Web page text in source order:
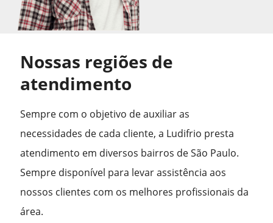
Nossas regiões de
atendimento
Sempre com o objetivo de auxiliar as
necessidades de cada cliente, a Ludifrio presta
atendimento em diversos bairros de São Paulo.
Sempre disponível para levar assistência aos
nossos clientes com os melhores profissionais da
área.